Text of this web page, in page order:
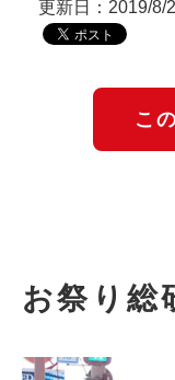
更新日：2019/8/2
こ
お祭り総